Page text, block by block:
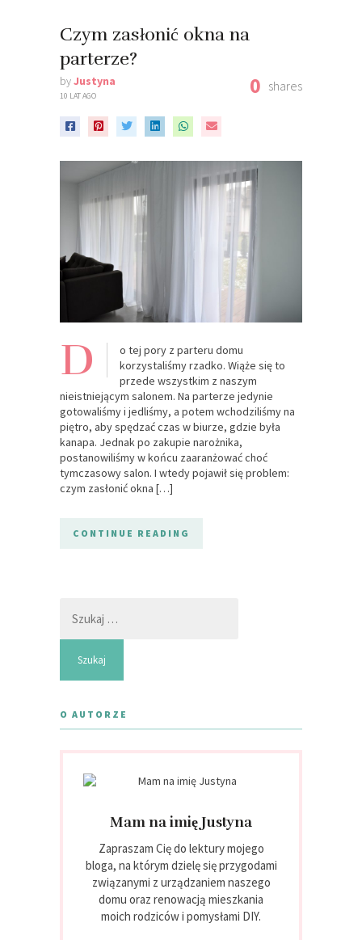
Czym zasłonić okna na
parterze?
byJustyna
10 LAT AGO 0 shares
D
o tej pory z parteru domu
korzystaliśmy rzadko. Wiąże się to
przede wszystkim z naszym
nieistniejącym salonem. Na parterze jedynie
gotowaliśmy i jedliśmy, a potem wchodziliśmy na
piętro, aby spędzać czas w biurze, gdzie była
kanapa. Jednak po zakupie narożnika,
postanowiliśmy w końcu zaaranżować choć
tymczasowy salon. I wtedy pojawił się problem:
czym zasłonić okna […]
CONTINUE READING
O AUTORZE
Mam na imię Justyna
Zapraszam Cię do lektury mojego
bloga, na którym dzielę się przygodami
związanymi z urządzaniem naszego
domu oraz renowacją mieszkania
moich rodziców i pomysłami DIY.